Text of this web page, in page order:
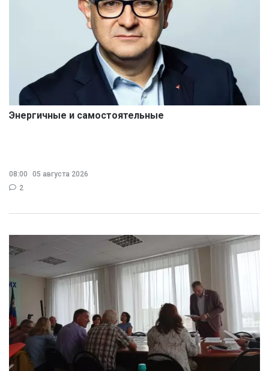
Энергичные и самостоятельные
08:00
05 августа 2026
2